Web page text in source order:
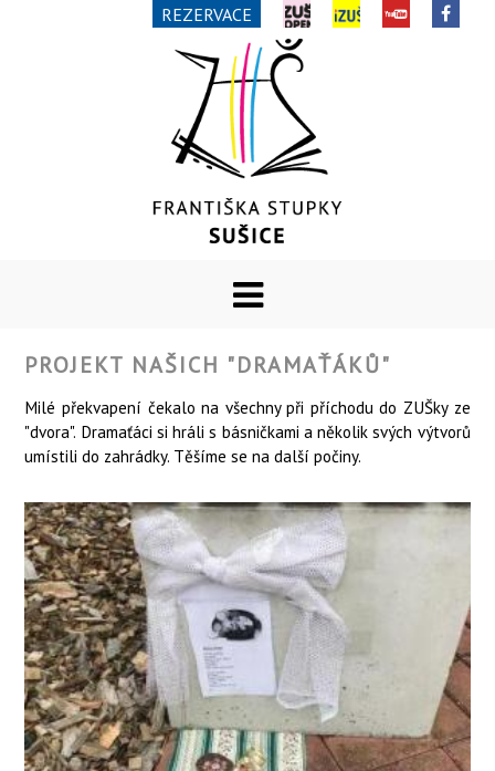
REZERVACE
PROJEKT NAŠICH "DRAMAŤÁKŮ"
Milé překvapení čekalo na všechny při příchodu do ZUŠky ze
"dvora". Dramaťáci si hráli s básničkami a několik svých výtvorů
umístili do zahrádky. Těšíme se na další počiny.